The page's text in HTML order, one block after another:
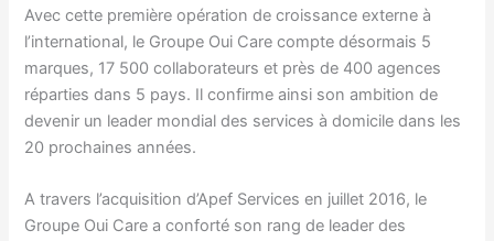
Avec cette première opération de croissance externe à
l’international, le Groupe Oui Care compte désormais 5
marques, 17 500 collaborateurs et près de 400 agences
réparties dans 5 pays. Il confirme ainsi son ambition de
devenir un leader mondial des services à domicile dans les
20 prochaines années.
A travers l’acquisition d’Apef Services en juillet 2016, le
Groupe Oui Care a conforté son rang de leader des